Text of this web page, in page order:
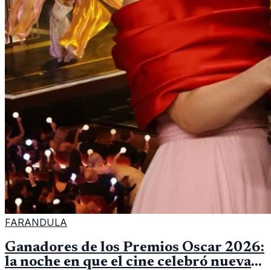
FARANDULA
Ganadores de los Premios Oscar 2026:
la noche en que el cine celebró nuevas